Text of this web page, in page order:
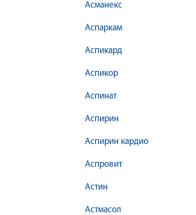
Асманекс
Аспаркам
Аспикард
Аспикор
Аспинат
Аспирин
Аспирин кардио
Аспровит
Астин
Астмасол